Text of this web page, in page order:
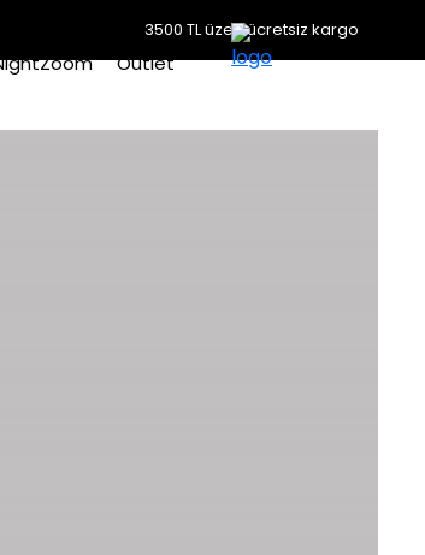
3500 TL üzeri ücretsiz kargo
Outlet